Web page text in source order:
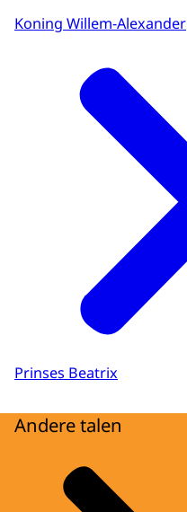
Koning Willem-Alexander
Prinses Beatrix
Andere talen